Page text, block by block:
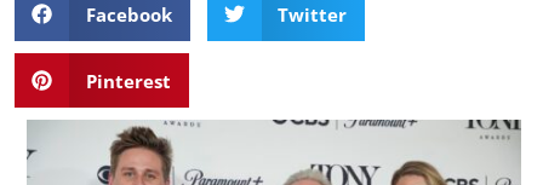
Facebook Twitter
Pinterest